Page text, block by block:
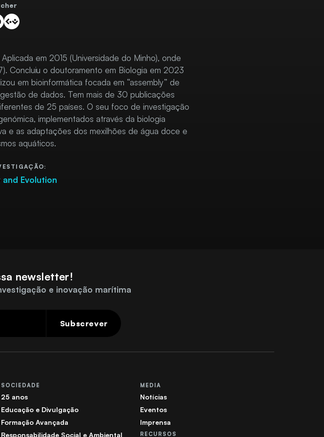
em 2015 (Universidade do Minho), onde
Concluiu o doutoramento em Biologia em 2023
em bioinformática focada em “assembly” de
de dados. Tem mais de 30 publicações
de 25 países. O seu foco de investigação
implementados através da biologia
e as adaptações dos mexilhões de água doce e
aquáticos.
Evolution
newsletter!
e inovação marítima
Subscrever
SOCIEDADE
25 anos
Educação e Divulgação
Formação Avançada
Responsabilidade Social e Ambiental
MEDIA
Notícias
Eventos
Imprensa
RECURSOS